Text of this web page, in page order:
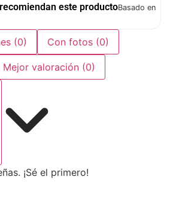
este productoBasado en
(0) Con fotos (0)
Mejor valoración (0)
¡Sé el primero!